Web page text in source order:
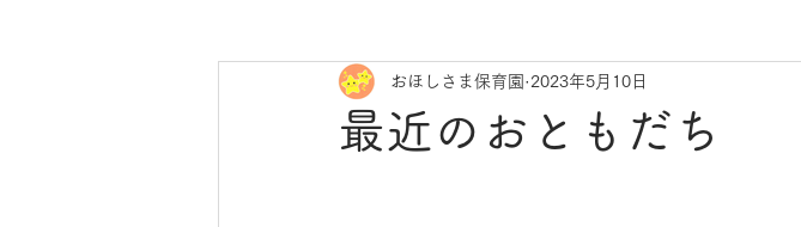
最近のおともだち
おほしさま保育園 2023年5月10日